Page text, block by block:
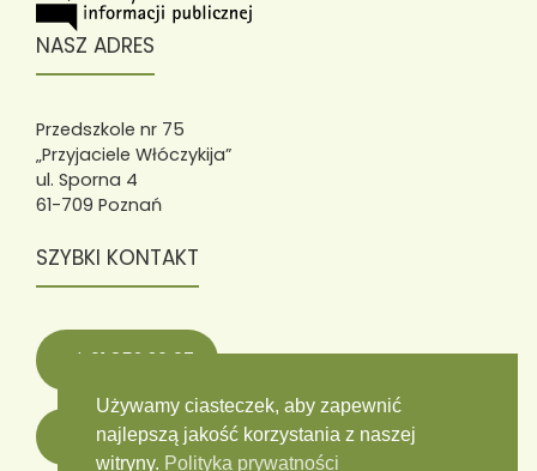
NASZ ADRES
Przedszkole nr 75
„Przyjaciele Włóczykija”
ul. Sporna 4
61-709 Poznań
SZYBKI KONTAKT
tel. 61 852 36 07
wloczykije75@wloczykije75.poznan.pl
Używamy ciasteczek, aby zapewnić
najlepszą jakość korzystania z naszej
witryny. Polityka prywatności